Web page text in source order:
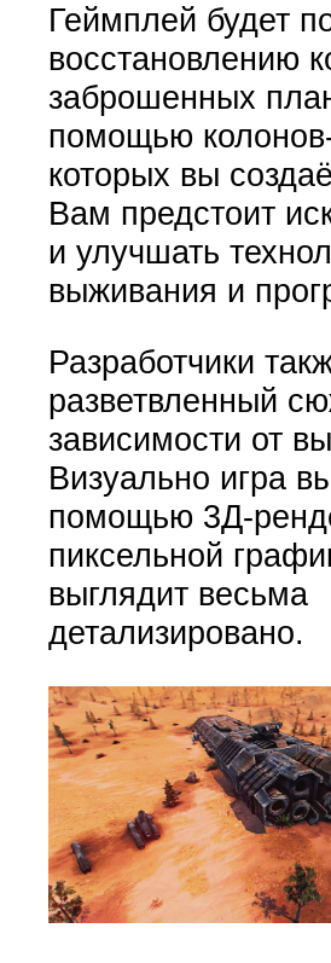
Геймплей будет
восстановлению
заброшенных
помощью
которых вы
Вам предстоит
и улучшать
выживания и
Разработчики
разветвленный
зависимости от
Визуально игра
помощью 3Д-
пиксельной
выглядит весьма
детализировано.